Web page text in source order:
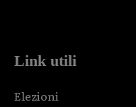
Link utili
Elezioni